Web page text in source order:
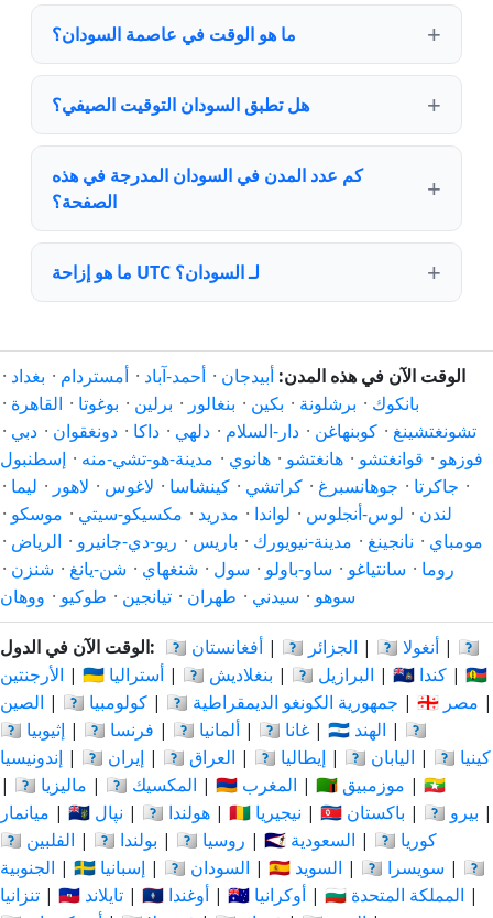
ما هو الوقت في عاصمة السودان؟
هل تطبق السودان التوقيت الصيفي؟
كم عدد المدن في السودان المدرجة في هذه
الصفحة؟
ما هو إزاحة UTC لـ السودان؟
الوقت الآن في هذه المدن: أبيدجان · أحمد-آباد · أمستردام · بغداد ·
بانكوك · برشلونة · بكين · بنغالور · برلين · بوغوتا · القاهرة ·
تشونغتشينغ · كوبنهاغن · دار-السلام · دلهي · داكا · دونغقوان · دبي ·
فوزهو · قوانغتشو · هانغتشو · هانوي · مدينة-هو-تشي-منه · إسطنبول
· جاكرتا · جوهانسبرغ · كراتشي · كينشاسا · لاغوس · لاهور · ليما ·
لندن · لوس-أنجلوس · لواندا · مدريد · مكسيكو-سيتي · موسكو ·
مومباي · نانجينغ · مدينة-نيويورك · باريس · ريو-دي-جانيرو · الرياض ·
روما · سانتياغو · ساو-باولو · سول · شنغهاي · شن-يانغ · شنزن ·
سوهو · سيدني · طهران · تيانجين · طوكيو · ووهان
الوقت الآن في الدول: 🇦🇫 أفغانستان | 🇩🇿 الجزائر | 🇦🇴 أنغولا | 🇦🇷
الأرجنتين | 🇦🇺 أستراليا | 🇧🇩 بنغلاديش | 🇧🇷 البرازيل | 🇨🇦 كندا | 🇨🇳
الصين | 🇨🇴 كولومبيا | 🇨🇩 جمهورية الكونغو الديمقراطية | 🇪🇬 مصر |
🇪🇹 إثيوبيا | 🇫🇷 فرنسا | 🇩🇪 ألمانيا | 🇬🇭 غانا | 🇮🇳 الهند | 🇮🇩
إندونيسيا | 🇮🇷 إيران | 🇮🇶 العراق | 🇮🇹 إيطاليا | 🇯🇵 اليابان |
🇰🇪 كينيا
|
🇲🇾 ماليزيا | 🇲🇽 المكسيك | 🇲🇦 المغرب | 🇲🇿 موزمبيق | 🇲🇲
ميانمار | 🇳🇵 نپال | 🇳🇱 هولندا | 🇳🇬 نيجيريا | 🇵🇰 باكستان | 🇵🇪 بيرو |
🇵🇭 الفلبين | 🇵🇱 بولندا | 🇷🇺 روسيا | 🇸🇦 السعودية | 🇰🇷 كوريا
الجنوبية | 🇪🇸 إسبانيا | 🇸🇩 السودان | 🇸🇪 السويد | 🇨🇭 سويسرا | 🇹🇿
تنزانيا | 🇹🇭 تايلاند | 🇺🇬 أوغندا | 🇺🇦 أوكرانيا | 🇬🇧 المملكة المتحدة |